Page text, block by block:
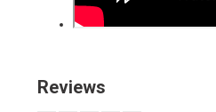
Reviews